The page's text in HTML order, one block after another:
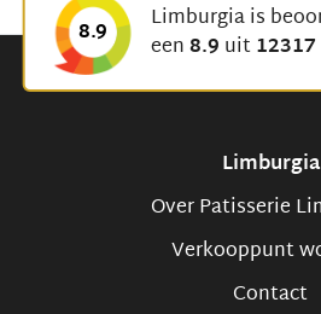
8.9
Limburgia is
een8.9 uit
Limburgia
Over Patisserie
Verkooppunt
Contact